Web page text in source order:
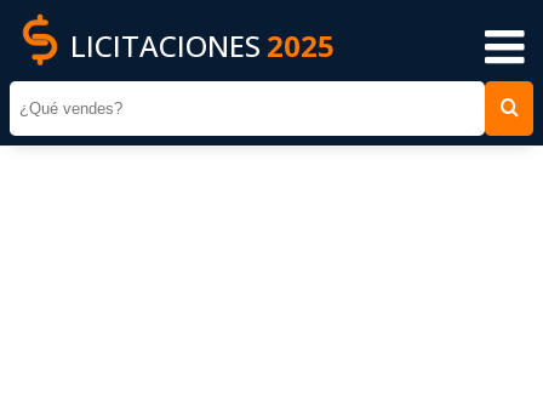
LICITACIONES 2025